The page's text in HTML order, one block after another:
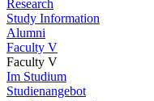
Research
Study Information
Alumni
Faculty V
Faculty V
Im Studium
Studienangebot